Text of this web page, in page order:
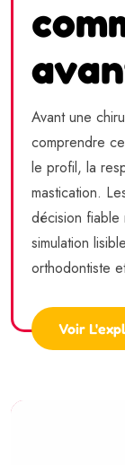
Avant une
comprendre
le profil, la
mastication.
décision fiable
simulation
orthodontiste
Voir